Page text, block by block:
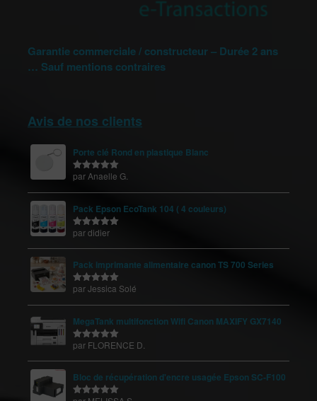
Garantie commerciale / constructeur – Durée 2 ans
… Sauf mentions contraires
Avis de nos clients
Porte clé Rond en plastique Blanc
Note5sur
par Anaelle G.
Pack Epson EcoTank 104 ( 4 couleurs)
Note 5sur
par didier
Pack imprimante alimentaire canon TS 700 Series
Note5sur
par Jessica Solé
MegaTank multifonction Wifi Canon MAXIFY GX7140
Note sur
par FLORENCE D.
Bloc de récupération d'encre usagée Epson SC-F100